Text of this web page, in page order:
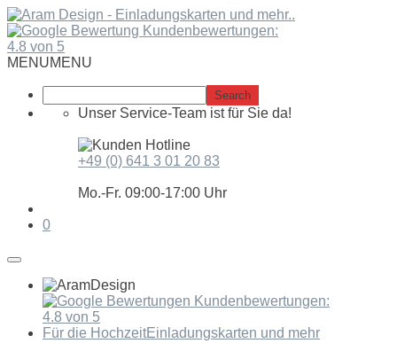
Springe
zum
Inhalt
Kundenbewertungen:
4.8 von 5
MENUMENU
Unser Service-Team ist für Sie da!
+49 (0) 641 3 01 20 83
Mo.-Fr. 09:00-17:00 Uhr
0
Kundenbewertungen:
4.8 von 5
Für die HochzeitEinladungskarten und mehr